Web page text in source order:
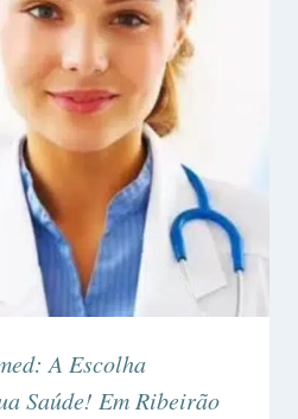
A Escolha
Saúde! Em Ribeirão